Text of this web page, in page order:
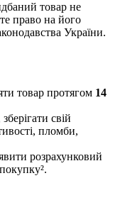
товар не
право на його
України.
товар протягом 14
свій
пломби,
розрахунковий